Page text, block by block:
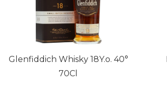
Glenfiddich Whisky 18Y.o. 40°
70Cl